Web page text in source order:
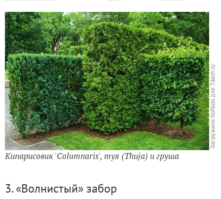
Кипарисовик 'Columnaris', туя (Thuja) и груша
3. «Волнистый» забор